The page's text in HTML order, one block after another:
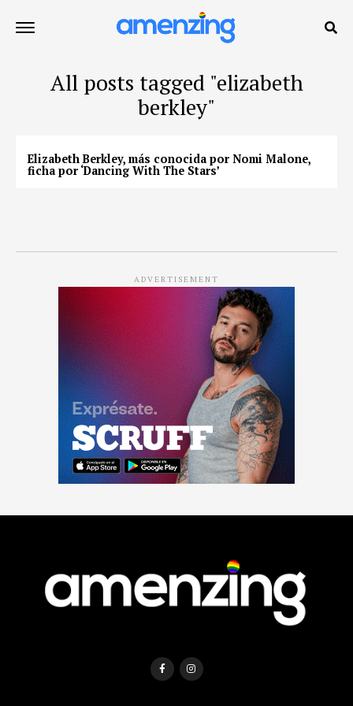
All posts tagged "elizabeth
berkley"
Elizabeth Berkley, más conocida por Nomi Malone,
ficha por ‘Dancing With The Stars’
ADVERTISEMENT